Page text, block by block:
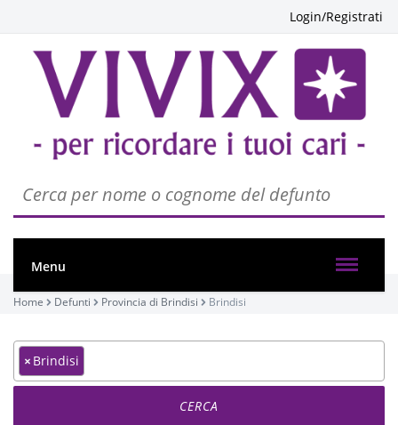
Login/Registrati
Menu
Home Defunti Provincia di Brindisi Brindisi
× Brindisi